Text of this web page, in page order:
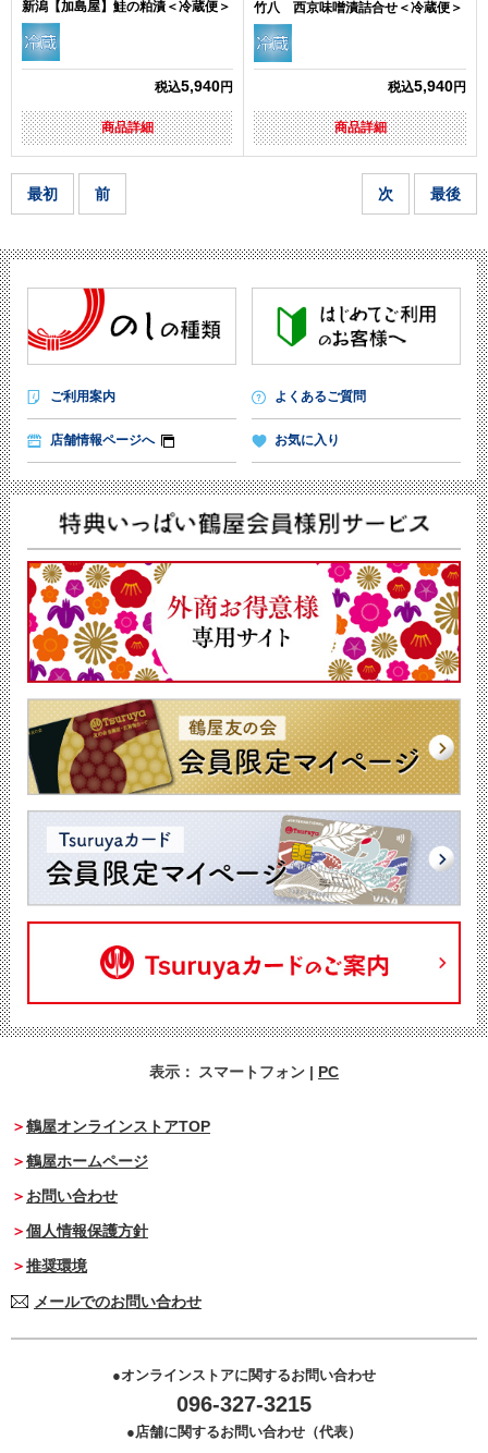
新潟【加島屋】鮭の粕漬＜冷蔵便＞
税込5,940円
商品詳細
竹八 西京味噌漬詰合せ＜冷蔵便＞
税込5,940円
商品詳細
最初 前 次 最後
ご利用案内 よくあるご質問
店舗情報ページへ お気に入り
表示： スマートフォン | PC
鶴屋オンラインストアTOP
鶴屋ホームページ
お問い合わせ
個人情報保護方針
推奨環境
メールでのお問い合わせ
オンラインストアに関するお問い合わせ
096-327-3215
店舗に関するお問い合わせ（代表）